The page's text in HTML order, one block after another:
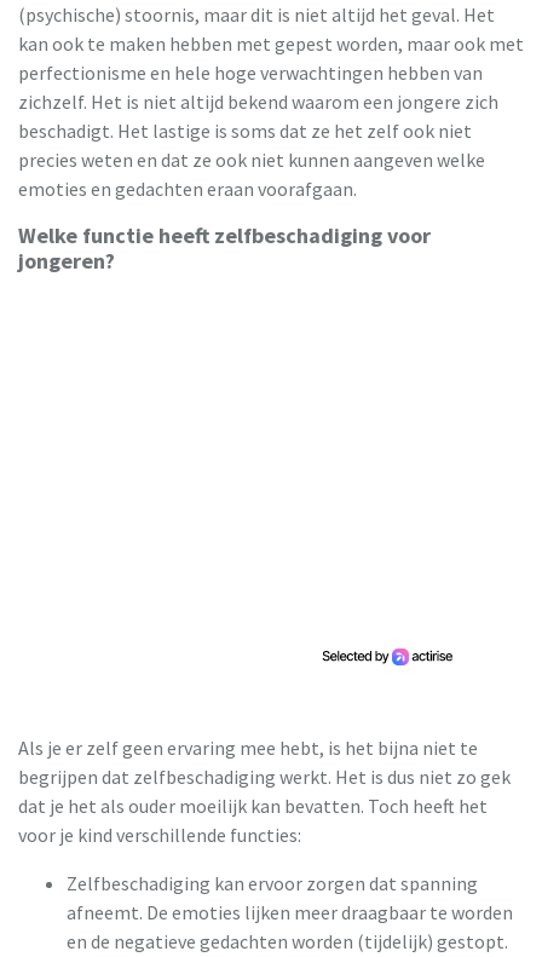
(psychische) stoornis, maar dit is niet altijd het geval. Het
kan ook te maken hebben met gepest worden, maar ook met
perfectionisme en hele hoge verwachtingen hebben van
zichzelf. Het is niet altijd bekend waarom een jongere zich
beschadigt. Het lastige is soms dat ze het zelf ook niet
precies weten en dat ze ook niet kunnen aangeven welke
emoties en gedachten eraan voorafgaan.
Welke functie heeft zelfbeschadiging voor
jongeren?
Als je er zelf geen ervaring mee hebt, is het bijna niet te
begrijpen dat zelfbeschadiging werkt. Het is dus niet zo gek
dat je het als ouder moeilijk kan bevatten. Toch heeft het
voor je kind verschillende functies:
Zelfbeschadiging kan ervoor zorgen dat spanning
afneemt. De emoties lijken meer draagbaar te worden
en de negatieve gedachten worden (tijdelijk) gestopt.